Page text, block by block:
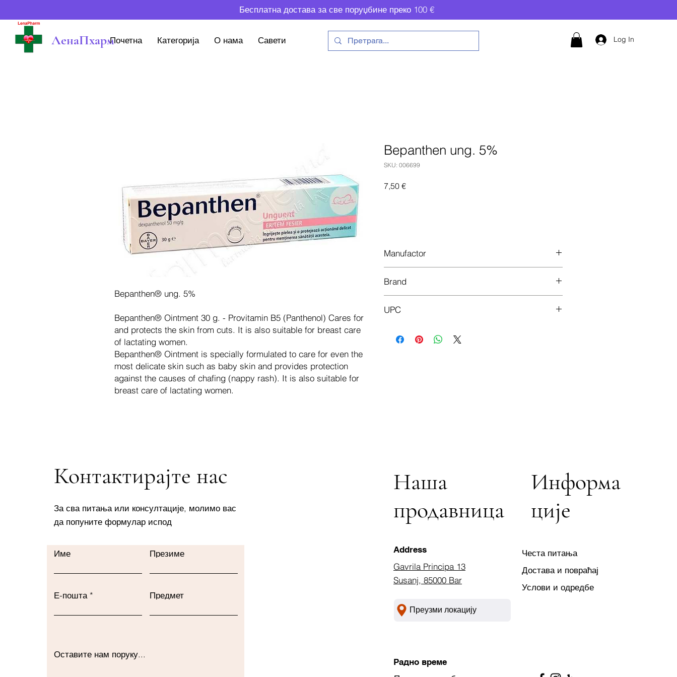
Бесплатна достава за све поруџбине преко 100 €
ЛенаПхарм Log In
Почетна Категорија О нама Савети
Bepanthen® ung. 5%
Bepanthen® Ointment 30 g. - Provitamin B5 (Panthenol) Cares for
and protects the skin from cuts. It is also suitable for breast care
of lactating women.
Bepanthen® Ointment is specially formulated to care for even the
most delicate skin such as baby skin and provides protection
against the causes of chafing (nappy rash). It is also suitable for
breast care of lactating women.
Bepanthen ung. 5%
SKU: 006699
7,50 €Price
Manufactor
Brand
UPC
Контактирајте нас
За сва питања или консултације, молимо вас
да попуните формулар испод
Име Презиме
Е-пошта Предмет
Оставите нам поруку...
Наша
продавница
Address
Gavrila Principa 13
Susanj, 85000 Bar
Информа
ције
Честа питања
Достава и повраћај
Услови и одредбе
Преузми локацију
Радно време